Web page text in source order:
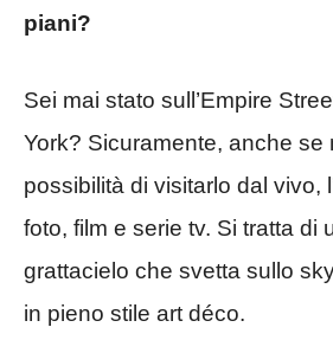
piani?
Sei mai stato sull’Empire
York? Sicuramente, anche se
possibilità di visitarlo dal vivo,
foto, film e serie tv. Si tratta di
grattacielo che svetta sullo
in pieno stile art déco.